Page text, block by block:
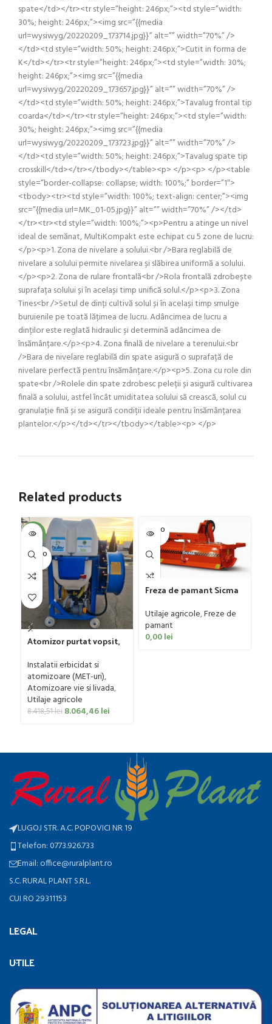
spate</td></tr><tr style=”height: 246px;”><td style=”width:
30%; height: 246px;”><img src=”{{media
url=wysiwyg/20220209_173714.jpg}}” alt=”” width=”70%” />
</td><td style=”width: 50%; height: 246px;”>Cutit in forma de
K</td></tr><tr style=”height: 246px;”><td style=”width: 30%;
height: 246px;”><img src=”{{media
url=wysiwyg/20220209_173657.jpg}}” alt=”” width=”70%” />
</td><td style=”width: 50%; height: 246px;”>Tavalug frontal tip
coarda</td></tr><tr style=”height: 246px;”><td style=”width:
30%; height: 246px;”><img src=”{{media
url=wysiwyg/20220209_173723.jpg}}” alt=”” width=”70%” />
</td><td style=”width: 50%; height: 246px;”>Tavalug spate tip
crosskill</td></tr></tbody></table><p> </p><p> </p><table
style=”border-collapse: collapse; width: 100%;” border=”1″>
<tbody><tr><td style=”width: 100%; text-align: center;”><img
src=”{{media url=MK_01-05.jpg}}” alt=”” width=”70%” /></td>
</tr><tr><td style=”width: 100%;”><p>Pentru a atinge un nivel
ideal de semănat, MultiKompakt este echipat cu 5 zone de lucru:
</p><p>1. Zona de nivelare a solului.<br />Bara reglabilă de
nivelare a solului permite nivelarea și slăbirea uniformă a solului.
</p><p>2. Zona de rulare frontală<br />Rola frontală zdrobește
suprafața solului și în același timp unifică solul.</p><p>3. Zona
Tines<br />Setul de dinți cultivă solul și în același timp smulge
buruienile pe toată lățimea de lucru. Adâncimea de lucru a
dinților este reglată hidraulic și determină adâncimea de
însămânțare.</p><p>4. Zona finală de nivelare a terenului.<br
/>Bara de nivelare reglabilă din spate asigură o suprafață de
nivelare perfectă pentru însămânțare.</p><p>5. Zona cu role din
spate<br />Rolele din spate zdrobesc peleții și asigură cultivarea
finală a solului, astfel încât umiditatea solului să crească, solul cu
granulație fină și se asigură condiții ideale pentru însămânțarea
plantelor.</p></td></tr></tbody></table><p> </p>
Related products
-4%
SOLD O
UT
Atomizor purtat vopsit,
Bufer, model Ronda
Clasic, 200 litri
Instalatii erbicidat si
atomizoare (MET-uri),
Atomizoare vie si livada,
Utilaje agricole
8.418,51lei 8.064,46lei
SOLD O
UT
Freza de pamant Sicma
50 CP
Utilaje agricole,Freze de
pamant
0,00lei
LUGOJ STR. A.C. POPOVICI NR 19
Telefon: 0773.926.733
Email: office@ruralplant.ro
S.C. RURAL PLANT S.R.L.
CUI RO 29311153
LEGAL
UTILE